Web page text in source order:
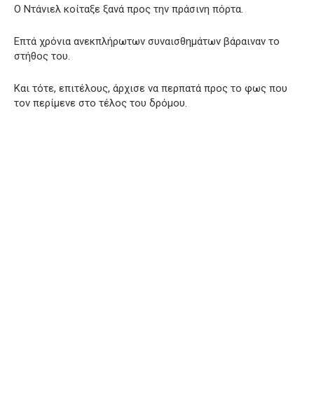
Ο Ντάνιελ κοίταξε ξανά προς την πράσινη πόρτα.
Επτά χρόνια ανεκπλήρωτων συναισθημάτων βάραιναν το
στήθος του.
Και τότε, επιτέλους, άρχισε να περπατά προς το φως που
τον περίμενε στο τέλος του δρόμου.